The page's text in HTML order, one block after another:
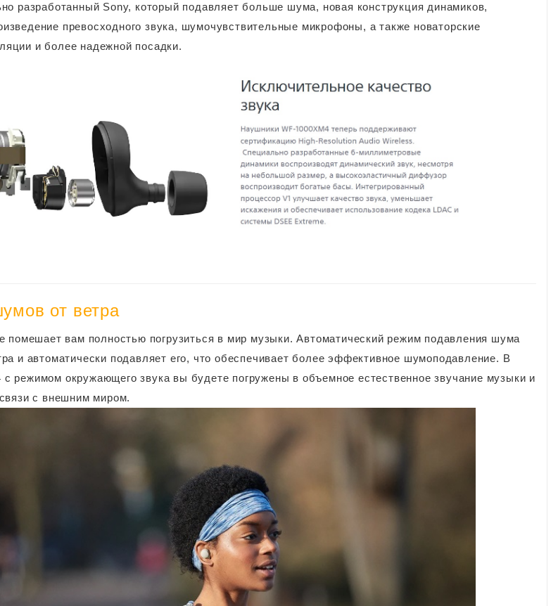
разработанный Sony, который подавляет больше шума, новая конструкция динамиков,
превосходного звука, шумочувствительные микрофоны, а также новаторские
и более надежной посадки.
от ветра
помешает вам полностью погрузиться в мир музыки. Автоматический режим подавления шума
и автоматически подавляет его, что обеспечивает более эффективное шумоподавление. В
с режимом окружающего звука вы будете погружены в объемное естественное звучание музыки и
с внешним миром.